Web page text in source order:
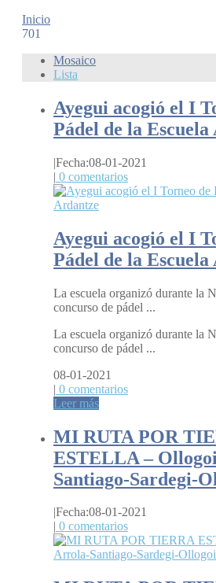
Inicio
701
Mosaico
Lista
Ayegui acogió el I
Pádel de la
|Fecha:08-01-2021
| 0 comentarios
Ayegui acogió el I
Pádel de la
La escuela organizó durante la
concurso de pádel ...
La escuela organizó durante la
concurso de pádel ...
08-01-2021
| 0 comentarios
Leer más
MI RUTA POR
ESTELLA –
Santiago-Sardegi-
|Fecha:08-01-2021
| 0 comentarios